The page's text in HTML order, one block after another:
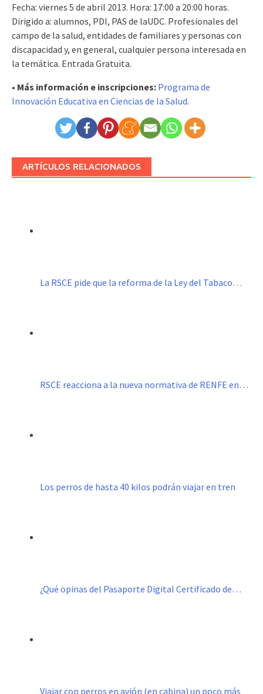
Fecha: viernes 5 de abril 2013. Hora: 17:00 a 20:00 horas.
Dirigido a: alumnos, PDI, PAS de laUDC. Profesionales del
campo de la salud, entidades de familiares y personas con
discapacidad y, en general, cualquier persona interesada en
la temática. Entrada Gratuita.
• Más información e inscripciones: Programa de
Innovación Educativa en Ciencias de la Salud.
ARTÍCULOS RELACIONADOS
La RSCE pide que la reforma de la Ley del Tabaco…
RSCE reacciona a la nueva normativa de RENFE en…
Los perros de hasta 40 kilos podrán viajar en tren
¿Qué opinas del Pasaporte Digital Certificado de…
Viajar con perros en avión (en cabina) un poco más